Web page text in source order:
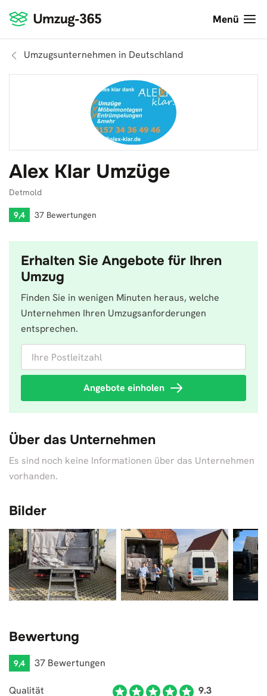
Menü
Umzugsunternehmen in Deutschland
Alex Klar Umzüge
Detmold
9,4 37 Bewertungen
Erhalten Sie Angebote für Ihren
Umzug
Finden Sie in wenigen Minuten heraus, welche
Unternehmen Ihren Umzugsanforderungen
entsprechen.
Angebote einholen
Über das Unternehmen
Es sind noch keine Informationen über das Unternehmen
vorhanden.
Bilder
Bewertung
9,4 37 Bewertungen
Qualität
9.3